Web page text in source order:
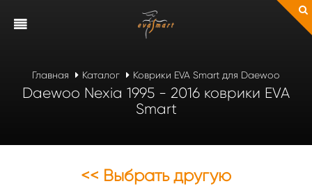
Главная Каталог Коврики EVA Smart для Daewoo
Daewoo Nexia 1995 - 2016 коврики EVA
Smart
<< Выбрать другую